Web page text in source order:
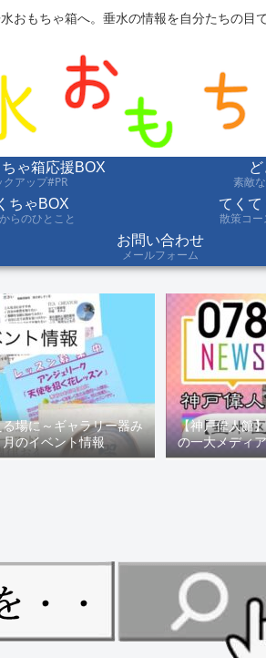
おもちゃ箱へ。垂水の情報を自分たちの目
ゃ箱応援BOX
クアップ#PR
素敵
ちゃBOX
らのひとこと
てくて
散策コ
お問い合わせ
メールフォーム
場に～ギャラリー器み
のイベント情報
【神戸偉人館
の一大メディ
ュー！！